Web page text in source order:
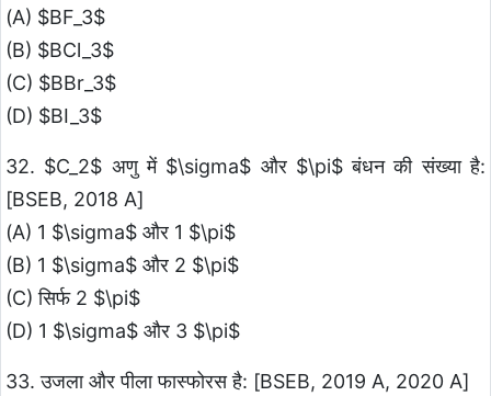
(A) $BF_3$
(B) $BCl_3$
(C) $BBr_3$
(D) $BI_3$
32. $C_2$ अणु में $\sigma$ और $\pi$ बंधन की संख्या है:
[BSEB, 2018 A]
(A) 1 $\sigma$ और 1 $\pi$
(B) 1 $\sigma$ और 2 $\pi$
(C) सिर्फ 2 $\pi$
(D) 1 $\sigma$ और 3 $\pi$
33. उजला और पीला फास्फोरस है: [BSEB, 2019 A, 2020 A]